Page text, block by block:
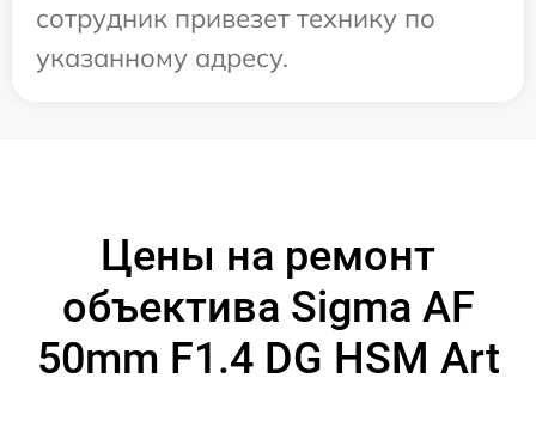
сотрудник привезет технику по
указанному адресу.
Цены на ремонт
объектива Sigma AF
50mm F1.4 DG HSM Art